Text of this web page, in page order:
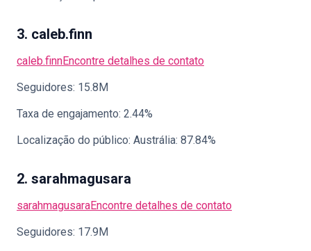
3. caleb.finn
caleb.finnEncontre detalhes de contato
Seguidores: 15.8M
Taxa de engajamento: 2.44%
Localização do público: Austrália: 87.84%
2. sarahmagusara
sarahmagusaraEncontre detalhes de contato
Seguidores: 17.9M